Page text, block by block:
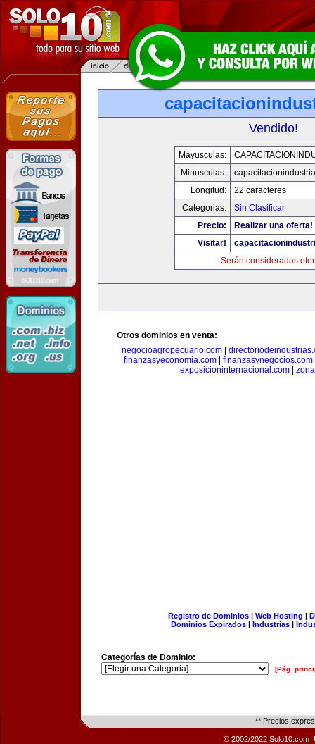
Vendido!
Mayusculas:
Minusculas:
Longitud:
22 caracteres
Categorias:
Sin Clasificar
Precio:
Realizar una oferta!
Visitar!
Serán consideradas
Otros dominios en venta:
negocioagropecuario.com
finanzasyeconomia.com| finanzasynegocios.com
exposicioninternacional.com|
Registro de Dominios| Web Hosting |
Dominios Expirados | Industrias |
Categorías de Dominio:
[Pág.
** Precios
© 2002/2022 Solo10.com